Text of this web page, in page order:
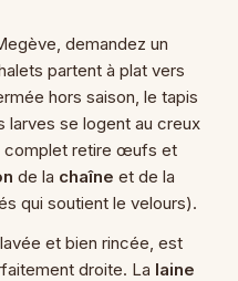
demandez un
partent à plat vers
hors saison, le tapis
larves se logent au creux
complet retire œufs et
de la chaîne et de la
qui soutient le velours).
et bien rincée, est
droite. La laine